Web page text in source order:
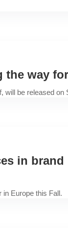
the way
will be released on
in
in Europe this Fall.